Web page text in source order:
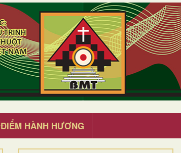
ĐIỂM HÀNH HƯƠNG